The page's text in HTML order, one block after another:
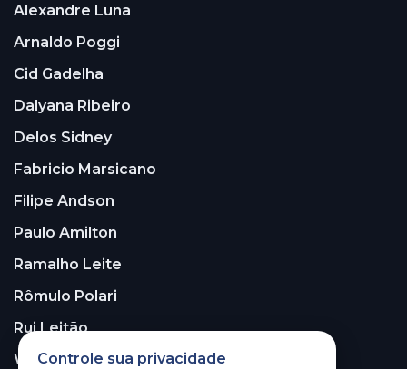
Alexandre Luna
Arnaldo Poggi
Cid Gadelha
Dalyana Ribeiro
Delos Sidney
Fabricio Marsicano
Filipe Andson
Paulo Amilton
Ramalho Leite
Rômulo Polari
Rui Leitão
Walter Santos
Controle sua privacidade